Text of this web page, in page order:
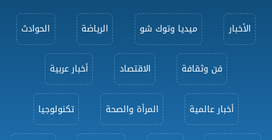
الأخبار ميديا وتوك شو الرياضة الحوادث
فن وثقافة الاقتصاد أخبار عربية
أخبار عالمية المرأة والصحة تكنولوجيا